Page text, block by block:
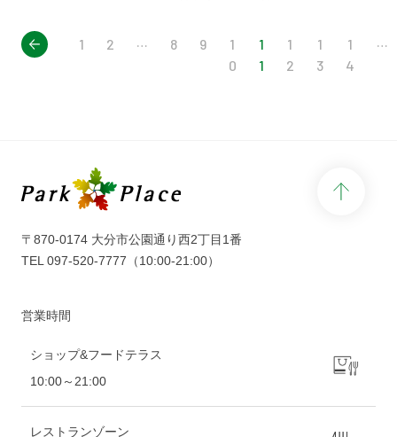
1 2 … 8 9
1
0
1
1
1
2
1
3
1
4
…
〒870-0174 大分市公園通り西2丁目1番
TEL 097-520-7777 （10:00-21:00）
営業時間
ショップ&フードテラス
10:00～21:00
レストランゾーン